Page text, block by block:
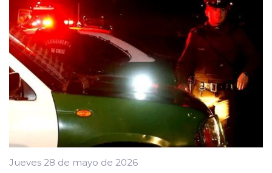
Jueves 28 de mayo de 2026